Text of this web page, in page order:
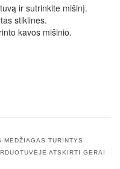
ir sutrinkite mišinį.
stiklines.
kavos mišinio.
TURINTYS
ATSKIRTI GERAI